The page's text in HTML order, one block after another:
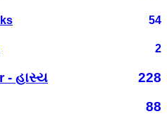
54
2
- હાસ્ય
228
88